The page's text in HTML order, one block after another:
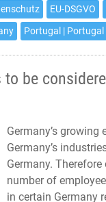
EU-DSGVO
Portugal | Portugal
be
Germany’s
Germany’s
Germany.
number of
in certain Germany